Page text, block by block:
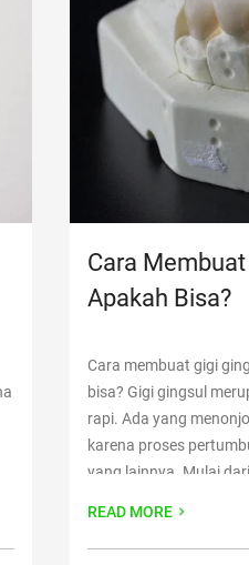
Cara
Apakah Bisa?
Cara membuat gigi
bisa? Gigi gingsul
rapi. Ada yang
karena proses
yang lainnya. Mulai
READ MORE